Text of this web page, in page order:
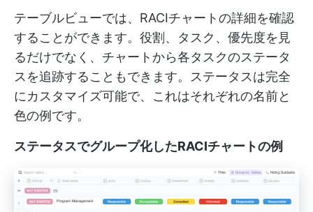
テーブルビューでは、RACIチャートの詳細を確認
することができます。役割、タスク、優先度を見
るだけでなく、チャートから各タスクのステータ
スを追跡することもできます。ステータスは完全
にカスタマイズ可能で、これはそれぞれの名前と
色の例です。
ステータスでグループ化したRACIチャートの例